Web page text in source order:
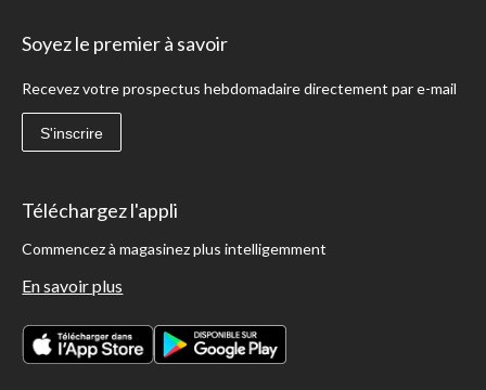
Soyez le premier à savoir
Recevez votre prospectus hebdomadaire directement par e-mail
S'inscrire
Téléchargez l'appli
Commencez à magasinez plus intelligemment
En savoir plus